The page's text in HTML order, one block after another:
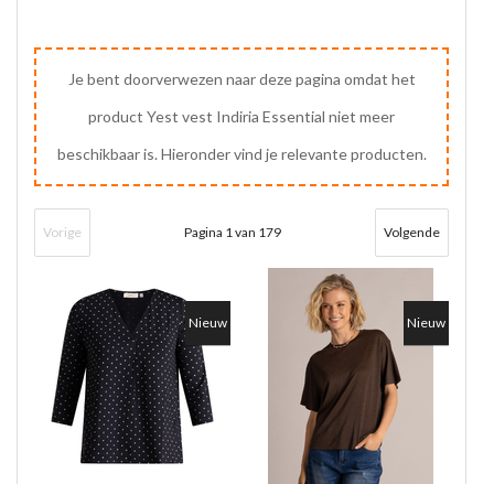
Je bent doorverwezen naar deze pagina omdat het
product Yest vest Indiria Essential niet meer
beschikbaar is. Hieronder vind je relevante producten.
Vorige Pagina 1 van 179 Volgende
Nieuw Nieuw